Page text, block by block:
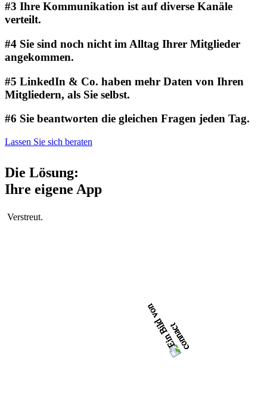
#3 Ihre Kommunikation ist auf diverse Kanäle
verteilt.
#4 Sie sind noch nicht im Alltag Ihrer Mitglieder
angekommen.
#5 LinkedIn & Co. haben mehr Daten von Ihren
Mitgliedern, als Sie selbst.
#6 Sie beantworten die gleichen Fragen jeden Tag.
Lassen Sie sich beraten
Die Lösung:
Ihre eigene App
Verstreut.